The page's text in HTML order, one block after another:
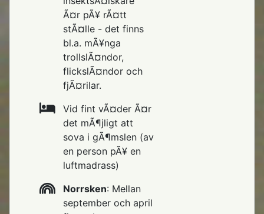
Ã¤r pÃ¥ rÃ¤tt
stÃ¤lle - det finns
bl.a. mÃ¥nga
trollslÃ¤ndor,
flickslÃ¤ndor och
fjÃ¤rilar.
Vid fint vÃ¤der Ã¤r
det mÃ¶jligt att
sova i gÃ¶mslen (av
en person pÃ¥ en
luftmadrass)
Norrsken: Mellan
september och april